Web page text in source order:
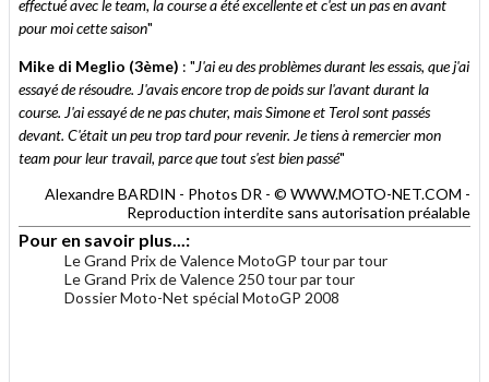
effectué avec le team, la course a été excellente et c'est un pas en avant
pour moi cette saison"
Mike di Meglio (3ème) : "J'ai eu des problèmes durant les essais, que j'ai
essayé de résoudre. J'avais encore trop de poids sur l'avant durant la
course. J'ai essayé de ne pas chuter, mais Simone et Terol sont passés
devant. C'était un peu trop tard pour revenir. Je tiens à remercier mon
team pour leur travail, parce que tout s'est bien passé"
Alexandre BARDIN - Photos DR - © WWW.MOTO-NET.COM -
Reproduction interdite sans autorisation préalable
Pour en savoir plus...:
Le Grand Prix de Valence MotoGP tour par tour
Le Grand Prix de Valence 250 tour par tour
Dossier Moto-Net spécial MotoGP 2008